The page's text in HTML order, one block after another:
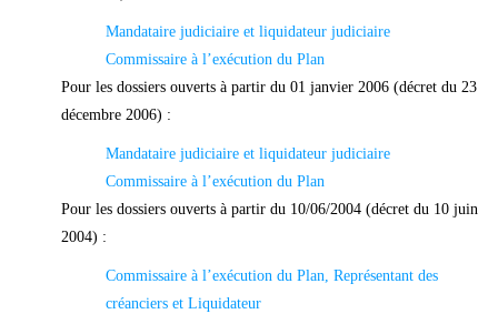
Mandataire judiciaire et liquidateur judiciaire
Commissaire à l’exécution du Plan
Pour les dossiers ouverts à partir du 01 janvier 2006 (décret du 23
décembre 2006) :
Mandataire judiciaire et liquidateur judiciaire
Commissaire à l’exécution du Plan
Pour les dossiers ouverts à partir du 10/06/2004 (décret du 10 juin
2004) :
Commissaire à l’exécution du Plan, Représentant des
créanciers et Liquidateur